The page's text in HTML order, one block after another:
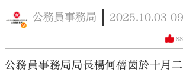
公務員事務局 2025.10.03
公務員事務局局長楊何蓓茵於十月